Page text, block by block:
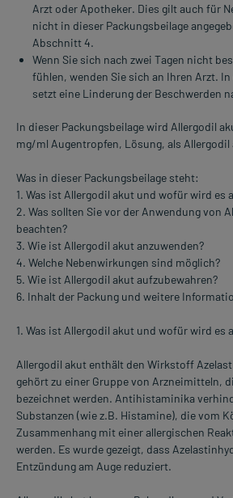
Arzt oder Apotheker. Dies gilt auch für
nicht in dieser Packungsbeilage
Abschnitt 4.
Wenn Sie sich nach zwei Tagen nicht
fühlen, wenden Sie sich an Ihren Arzt.
setzt eine Linderung der Beschwerden
In dieser Packungsbeilage wird Allergodil
mg/ml Augentropfen, Lösung, als
Was in dieser Packungsbeilage steht:
1. Was ist Allergodil akut und wofür wird es
2. Was sollten Sie vor der Anwendung von
beachten?
3. Wie ist Allergodil akut anzuwenden?
4. Welche Nebenwirkungen sind möglich?
5. Wie ist Allergodil akut aufzubewahren?
6. Inhalt der Packung und weitere
1. Was ist Allergodil akut und wofür wird es
Allergodil akut enthält den Wirkstoff
gehört zu einer Gruppe von Arzneimitteln,
bezeichnet werden. Antihistaminika
Substanzen (wie z.B. Histamine), die vom
Zusammenhang mit einer allergischen
werden. Es wurde gezeigt, dass
Entzündung am Auge reduziert.